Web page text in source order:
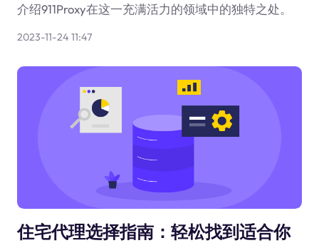
介绍911Proxy在这一充满活力的领域中的独特之处。
2023-11-24 11:47
住宅代理选择指南：轻松找到适合你